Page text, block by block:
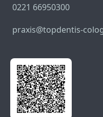
0221 66950300
praxis@topdentis-